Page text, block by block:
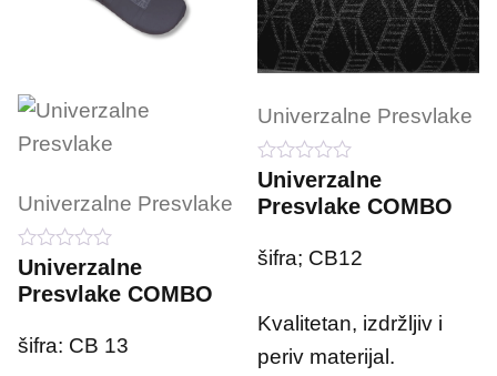
Univerzalne Presvlake
0
o
u
o
f
Univerzalne
Presvlake COMBO
šifra: CB 13
Univerzalne Presvlake
0
o
u
o
f
Univerzalne
Presvlake COMBO
šifra; CB12
Kvalitetan, izdržljiv i
periv materijal.